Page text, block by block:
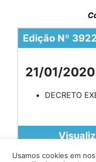
Edição Nº
21/01/
DECRETO
Usamos cookies em